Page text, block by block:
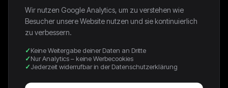
Wir nutzen Google Analytics, um zu verstehen wie
Besucher unsere Website nutzen und sie kontinuierlich
zu verbessern.
Keine Weitergabe deiner Daten an Dritte
Nur Analytics – keine Werbecookies
Jederzeit widerrufbar in der Datenschutzerklärung